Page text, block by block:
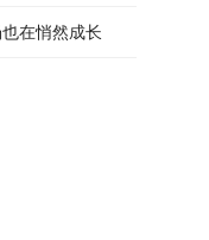
在悄然成长